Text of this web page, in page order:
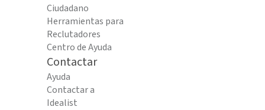
Ciudadano
Herramientas para
Reclutadores
Centro de Ayuda
Contactar
Ayuda
Contactar a
Idealist